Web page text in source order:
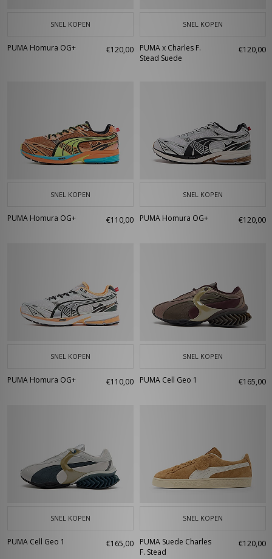
SNEL KOPEN
PUMA Homura OG+ €120,00
SNEL KOPEN
PUMA x Charles F.
Stead Suede
€120,00
SNEL KOPEN
PUMA Homura OG+ €110,00
SNEL KOPEN
PUMA Homura OG+ €120,00
SNEL KOPEN
PUMA Homura OG+ €110,00
SNEL KOPEN
PUMA Cell Geo 1 €165,00
SNEL KOPEN
PUMA Cell Geo 1 €165,00
SNEL KOPEN
PUMA Suede Charles
F. Stead
€120,00